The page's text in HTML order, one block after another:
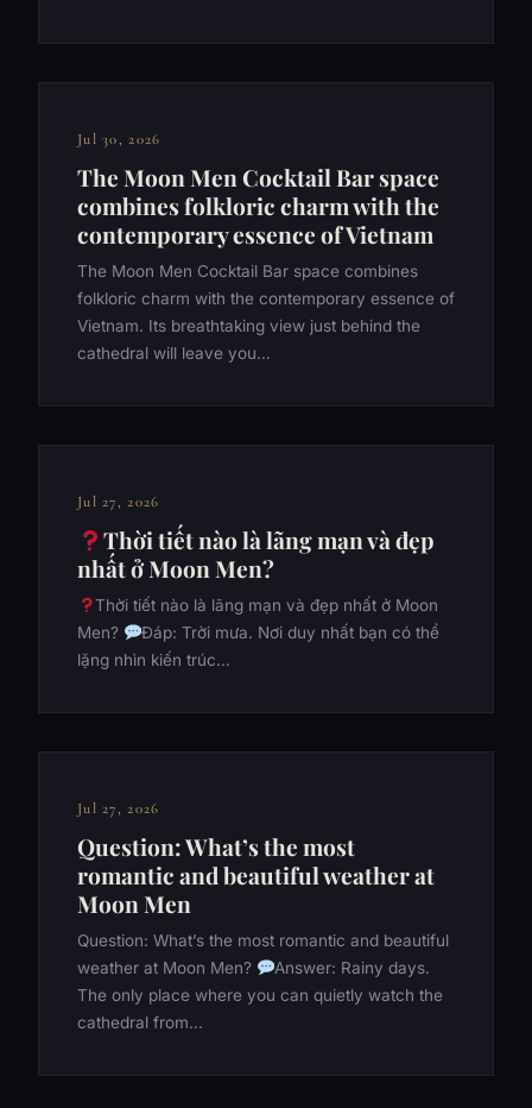
Jul 30, 2026
The Moon Men Cocktail Bar space
combines folkloric charm with the
contemporary essence of Vietnam
The Moon Men Cocktail Bar space combines
folkloric charm with the contemporary essence of
Vietnam. Its breathtaking view just behind the
cathedral will leave you…
Jul 27, 2026
Thời tiết nào là lãng mạn và đẹp
nhất ở Moon Men?
Thời tiết nào là lãng mạn và đẹp nhất ở Moon
Men?
Đáp: Trời mưa. Nơi duy nhất bạn có thể
lặng nhìn kiến trúc…
Jul 27, 2026
Question: What’s the most
romantic and beautiful weather at
Moon Men
Question: What’s the most romantic and beautiful
weather at Moon Men?
Answer: Rainy days.
The only place where you can quietly watch the
cathedral from…